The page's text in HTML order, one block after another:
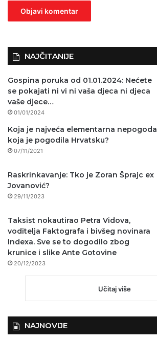
NAJČITANIJE
Gospina poruka od 01.01.2024: Nećete
se pokajati ni vi ni vaša djeca ni djeca
vaše djece…
01/01/2024
Koja je najveća elementarna nepogoda
koja je pogodila Hrvatsku?
07/11/2021
Raskrinkavanje: Tko je Zoran Šprajc ex
Jovanović?
29/11/2023
Taksist nokautirao Petra Vidova,
voditelja Faktografa i bivšeg novinara
Indexa. Sve se to dogodilo zbog
krunice i slike Ante Gotovine
20/12/2023
Učitaj više
NAJNOVIJE